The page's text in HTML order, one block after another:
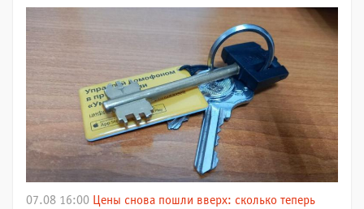
07.08 16:00 Цены снова пошли вверх: сколько теперь